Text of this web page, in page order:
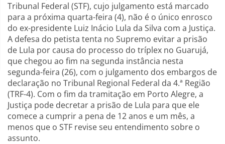
Tribunal Federal (STF), cujo julgamento está marcado
para a próxima quarta-feira (4), não é o único enrosco
do ex-presidente Luiz Inácio Lula da Silva com a Justiça.
A defesa do petista tenta no Supremo evitar a prisão
de Lula por causa do processo do tríplex no Guarujá,
que chegou ao fim na segunda instância nesta
segunda-feira (26), com o julgamento dos embargos de
declaração no Tribunal Regional Federal da 4.ª Região
(TRF-4). Com o fim da tramitação em Porto Alegre, a
Justiça pode decretar a prisão de Lula para que ele
comece a cumprir a pena de 12 anos e um mês, a
menos que o STF revise seu entendimento sobre o
assunto.